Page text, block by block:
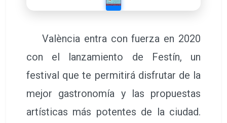
València entra con fuerza en 2020
con el lanzamiento de Festín, un
festival que te permitirá disfrutar de la
mejor gastronomía y las propuestas
artísticas más potentes de la ciudad.